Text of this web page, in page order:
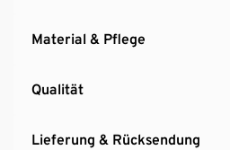
Material & Pflege
Qualität
Lieferung & Rücksendung